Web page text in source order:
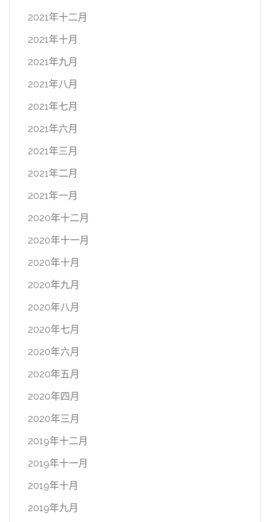
2021年十二月
2021年十月
2021年九月
2021年八月
2021年七月
2021年六月
2021年三月
2021年二月
2021年一月
2020年十二月
2020年十一月
2020年十月
2020年九月
2020年八月
2020年七月
2020年六月
2020年五月
2020年四月
2020年三月
2019年十二月
2019年十一月
2019年十月
2019年九月